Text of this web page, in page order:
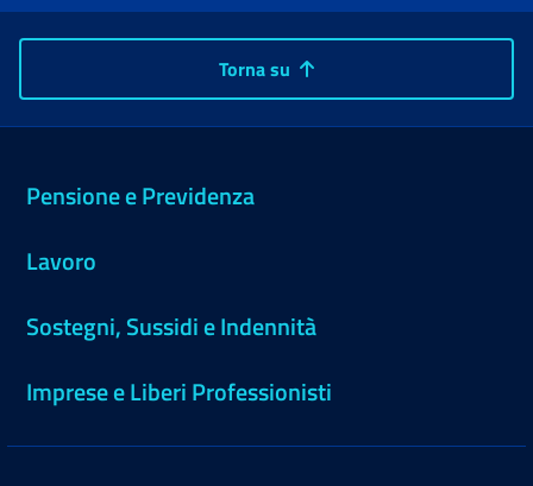
Torna su
Pensione e Previdenza
Lavoro
Sostegni, Sussidi e Indennità
Imprese e Liberi Professionisti